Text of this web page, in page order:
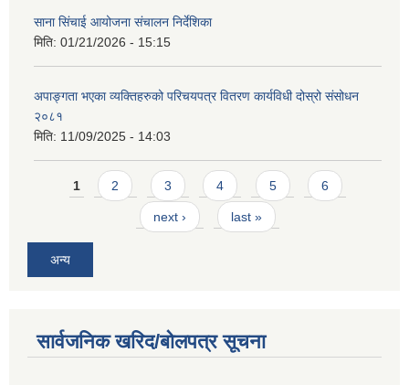
साना सिंचाई आयोजना संचालन निर्देशिका
मिति: 01/21/2026 - 15:15
अपाङ्गता भएका व्यक्तिहरुको परिचयपत्र वितरण कार्यविधी दोस्रो संसोधन
२०८१
मिति: 11/09/2025 - 14:03
Pages
1 2 3 4 5 6
next › last »
अन्य
सार्वजनिक खरिद/बोलपत्र सूचना